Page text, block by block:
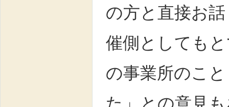
の方と直接お
催側としても
の事業所のこ